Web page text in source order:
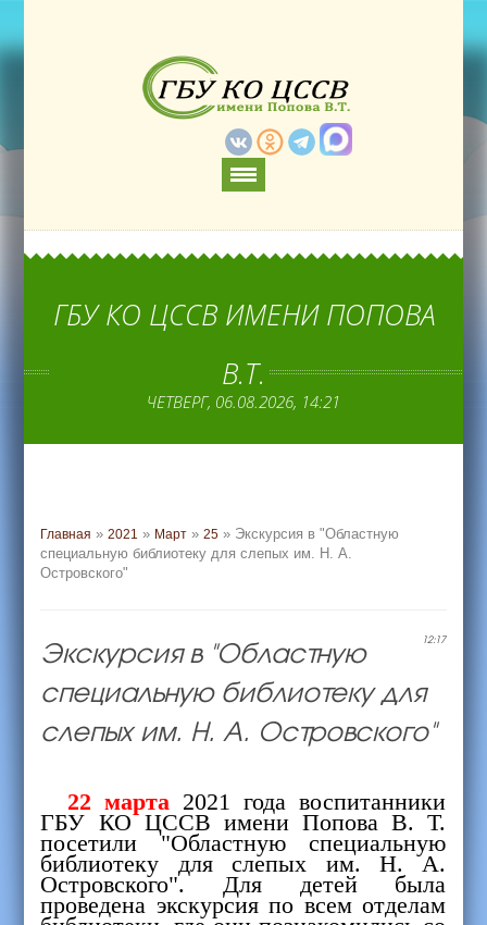
ГБУ КО ЦССВ ИМЕНИ ПОПОВА
В.Т.
ЧЕТВЕРГ, 06.08.2026, 14:21
Главная »2021 » Март » 25 » Экскурсия в "Областную
специальную библиотеку для слепых им. Н. А.
Островского"
12:17
Экскурсия в "Областную
специальную библиотеку для
слепых им. Н. А. Островского"
22 марта 2021 года воспитанники
ГБУ КО ЦССВ имени Попова В. Т.
посетили "Областную специальную
библиотеку для слепых им. Н. А.
Островского". Для детей была
проведена экскурсия по всем отделам